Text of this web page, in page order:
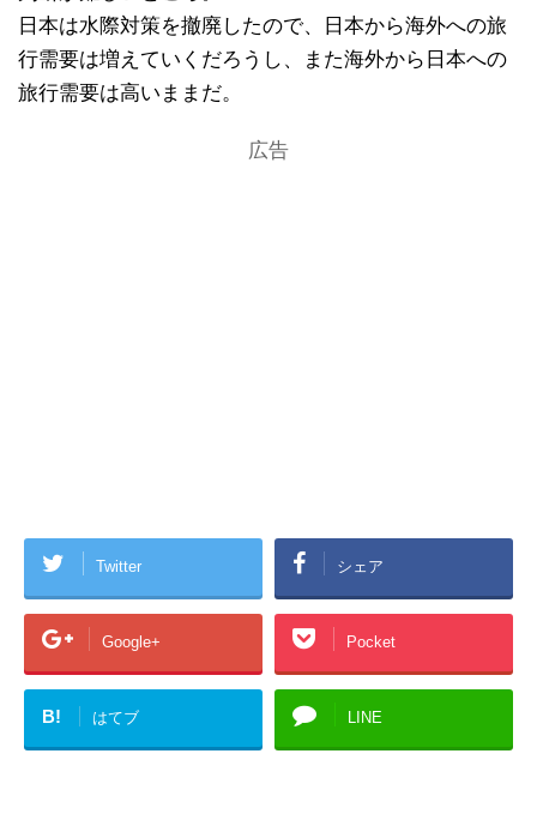
日本は水際対策を撤廃したので、日本から海外への旅
行需要は増えていくだろうし、また海外から日本への
旅行需要は高いままだ。
広告
Twitter シェア
Google+ Pocket
B! はてブ LINE